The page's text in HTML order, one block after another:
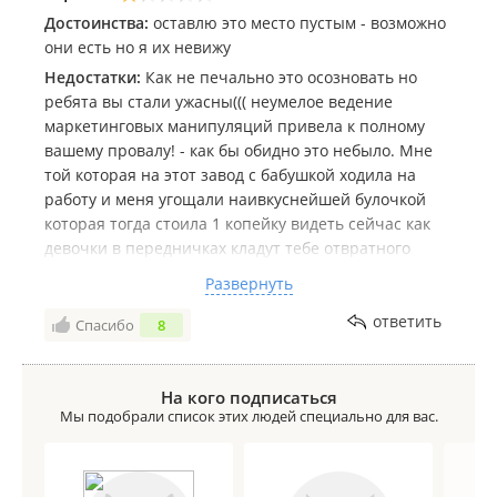
Достоинства: оставлю это место пустым - возможно
они есть но я их невижу
Недостатки: Как не печально это осозновать но
ребята вы стали ужасны((( неумелое ведение
маркетинговых манипуляций привела к полному
вашему провалу! - как бы обидно это небыло. Мне
той которая на этот завод с бабушкой ходила на
работу и меня угощали наивкуснейшей булочкой
которая тогда стоила 1 копейку видеть сейчас как
девочки в передничках кладут тебе отвратного
вашей подачи за эти переднички, пакетики, и всю
эту ненужную чешую достаточно таки большие
подольского хлеба по дороге домой - а сейчас я
перестала есть хлеб - потому что на вкус он стал
ужасен - именно ваша продукция стала ужасна - а
батоны которые вместо того чтобы поджариваться
на сковороде для утренних гренок начинают
Развернуть
Спасибо 8 ответить
На кого подписаться
Мы подобрали список этих людей специально для вас.